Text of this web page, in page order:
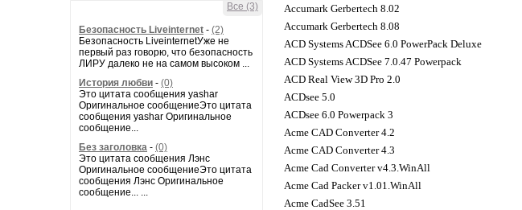
Все (3)
Безопасность Liveinternet - (2)
Безопасность LiveinternetУже не
первый раз говорю, что безопасность
ЛИРУ далеко не на самом высоком ...
История любви - (0)
Это цитата сообщения yashar
Оригинальное сообщениеЭто цитата
сообщения yashar Оригинальное
сообщение...
Без заголовка - (0)
Это цитата сообщения Лэнс
Оригинальное сообщениеЭто цитата
сообщения Лэнс Оригинальное
сообщение... ...
Accumark Gerbertech 8.02
Accumark Gerbertech 8.08
ACD Systems ACDSee 6.0 PowerPack Deluxe
ACD Systems ACDSee 7.0.47 Powerpack
ACD Real View 3D Pro 2.0
ACDsee 5.0
ACDsee 6.0 Powerpack 3
Acme CAD Converter 4.2
Acme CAD Converter 4.3
Acme Cad Converter v4.3.WinAll
Acme Cad Packer v1.01.WinAll
Acme CadSee 3.51